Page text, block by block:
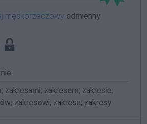
męskorzeczowy odmienny
zakresami; zakresem; zakresie;
zakresowi; zakresu; zakresy